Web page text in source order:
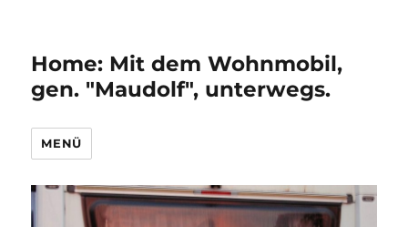
Home: Mit dem Wohnmobil,
gen. "Maudolf", unterwegs.
MENÜ